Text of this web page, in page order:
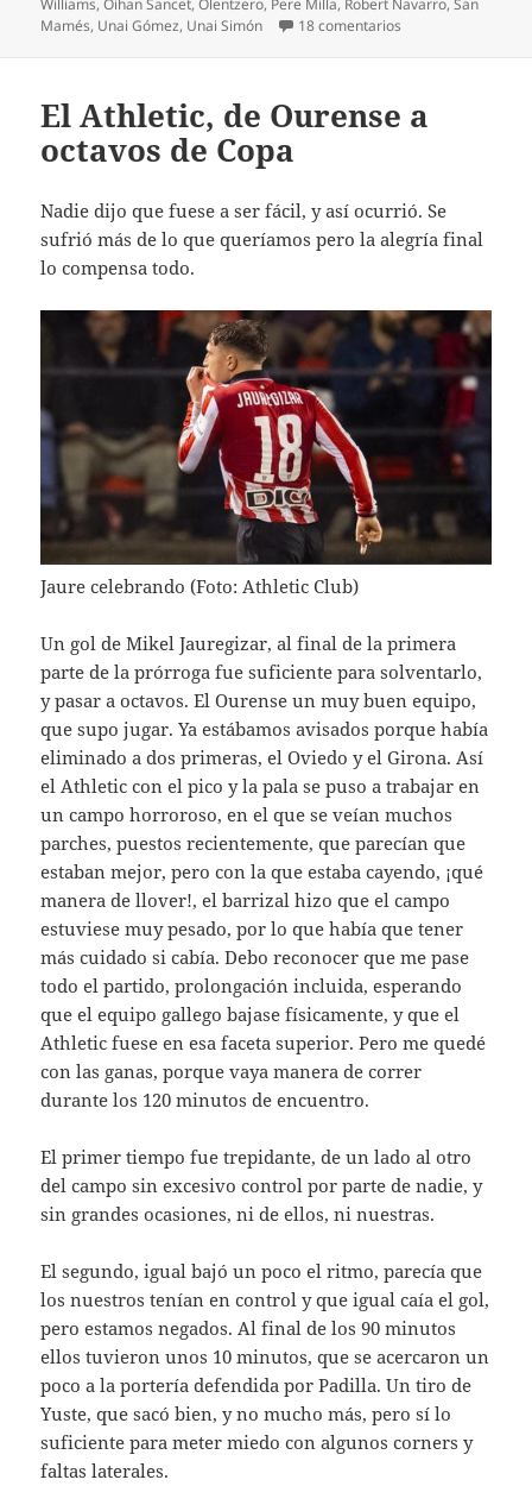
Mamés, Unai Gómez, Unai Simón 18 comentarios
El Athletic, de Ourense a
octavos de Copa
Nadie dijo que fuese a ser fácil, y así ocurrió. Se
sufrió más de lo que queríamos pero la alegría final
lo compensa todo.
Jaure celebrando (Foto: Athletic Club)
Un gol de Mikel Jauregizar, al final de la primera
parte de la prórroga fue suficiente para solventarlo,
y pasar a octavos. El Ourense un muy buen equipo,
que supo jugar. Ya estábamos avisados porque había
eliminado a dos primeras, el Oviedo y el Girona. Así
el Athletic con el pico y la pala se puso a trabajar en
un campo horroroso, en el que se veían muchos
parches, puestos recientemente, que parecían que
estaban mejor, pero con la que estaba cayendo, ¡qué
manera de llover!, el barrizal hizo que el campo
estuviese muy pesado, por lo que había que tener
más cuidado si cabía. Debo reconocer que me pase
todo el partido, prolongación incluida, esperando
que el equipo gallego bajase físicamente, y que el
Athletic fuese en esa faceta superior. Pero me quedé
con las ganas, porque vaya manera de correr
durante los 120 minutos de encuentro.
El primer tiempo fue trepidante, de un lado al otro
del campo sin excesivo control por parte de nadie, y
sin grandes ocasiones, ni de ellos, ni nuestras.
El segundo, igual bajó un poco el ritmo, parecía que
los nuestros tenían en control y que igual caía el gol,
pero estamos negados. Al final de los 90 minutos
ellos tuvieron unos 10 minutos, que se acercaron un
poco a la portería defendida por Padilla. Un tiro de
Yuste, que sacó bien, y no mucho más, pero sí lo
suficiente para meter miedo con algunos corners y
faltas laterales.